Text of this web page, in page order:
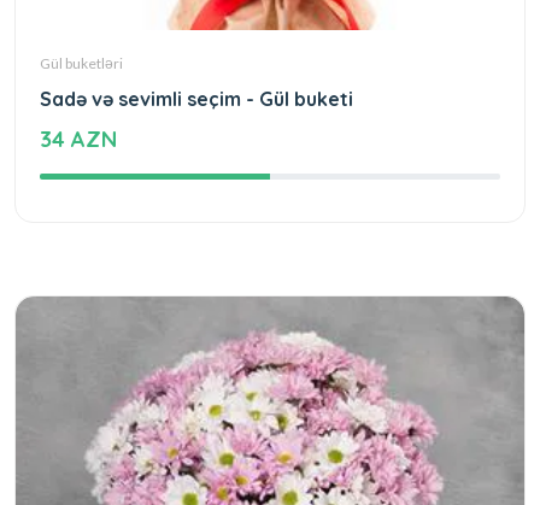
Gül buketləri
Sadə və sevimli seçim - Gül buketi
34 AZN